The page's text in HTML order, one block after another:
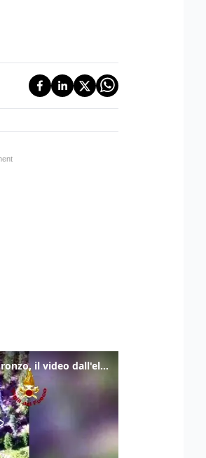
Frana lambisce le case di Auronzo, il video dall'elicottero dei vigili del fuoco